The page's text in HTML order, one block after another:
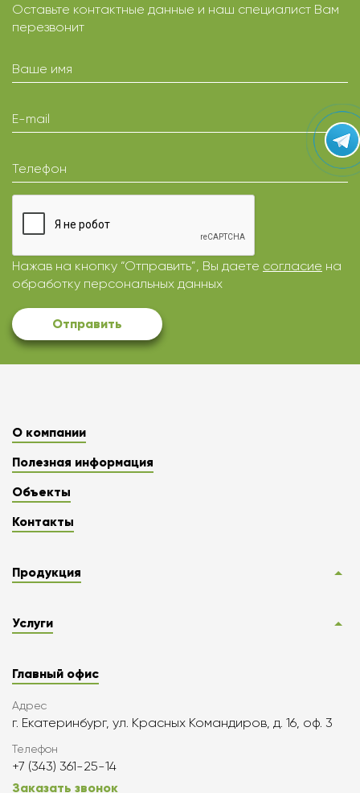
Оставьте контактные данные и наш специалист Вам
перезвонит
Ваше имя
E-mail
Телефон
Нажав на кнопку “Отправить”, Вы даете согласие на
обработку персональных данных
Отправить
О компании
Полезная информация
Объекты
Контакты
Продукция
Услуги
Главный офис
Адрес
г. Екатеринбург, ул. Красных Командиров, д. 16, оф. 3
Телефон
+7 (343) 361-25-14
Заказать звонок